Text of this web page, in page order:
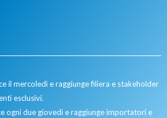
il mercoledì e raggiunge filiera e stakeholder
esclusivi.
ogni due giovedì e raggiunge importatori e